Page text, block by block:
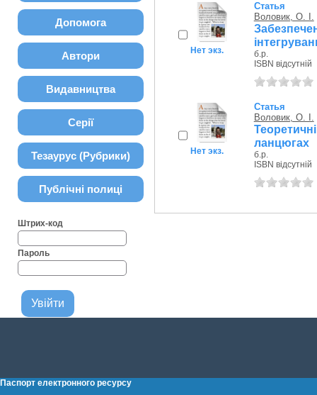
Допомога
Автори
Видавництва
Серії
Тезаурус (Рубрики)
Публічні полиці
Штрих-код
Пароль
Нет экз.
Статья
Воловик, О. І.
б.р.
ISBN відсутній
Нет экз.
Статья
Воловик, О. І.
ланцюгах
б.р.
ISBN відсутній
Паспорт електронного ресурсу